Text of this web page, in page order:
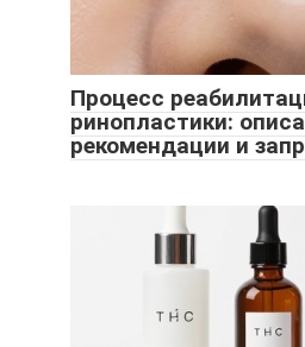
Процесс
ринопластики:
рекомендации и